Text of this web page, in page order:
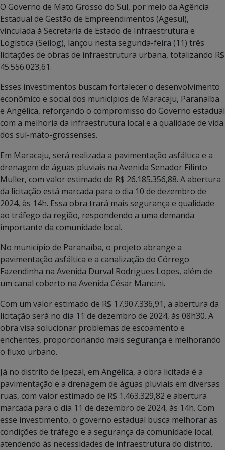
O Governo de Mato Grosso do Sul, por meio da Agência
Estadual de Gestão de Empreendimentos (Agesul),
vinculada à Secretaria de Estado de Infraestrutura e
Logística (Seilog), lançou nesta segunda-feira (11) três
licitações de obras de infraestrutura urbana, totalizando R$
45.556.023,61.
Esses investimentos buscam fortalecer o desenvolvimento
econômico e social dos municípios de Maracaju, Paranaíba
e Angélica, reforçando o compromisso do Governo estadual
com a melhoria da infraestrutura local e a qualidade de vida
dos sul-mato-grossenses.
Em Maracaju, será realizada a pavimentação asfáltica e a
drenagem de águas pluviais na Avenida Senador Filinto
Muller, com valor estimado de R$ 26.185.356,88. A abertura
da licitação está marcada para o dia 10 de dezembro de
2024, às 14h. Essa obra trará mais segurança e qualidade
ao tráfego da região, respondendo a uma demanda
importante da comunidade local.
No município de Paranaíba, o projeto abrange a
pavimentação asfáltica e a canalização do Córrego
Fazendinha na Avenida Durval Rodrigues Lopes, além de
um canal coberto na Avenida César Mancini.
Com um valor estimado de R$ 17.907.336,91, a abertura da
licitação será no dia 11 de dezembro de 2024, às 08h30. A
obra visa solucionar problemas de escoamento e
enchentes, proporcionando mais segurança e melhorando
o fluxo urbano.
Já no distrito de Ipezal, em Angélica, a obra licitada é a
pavimentação e a drenagem de águas pluviais em diversas
ruas, com valor estimado de R$ 1.463.329,82 e abertura
marcada para o dia 11 de dezembro de 2024, às 14h. Com
esse investimento, o governo estadual busca melhorar as
condições de tráfego e a segurança da comunidade local,
atendendo às necessidades de infraestrutura do distrito.